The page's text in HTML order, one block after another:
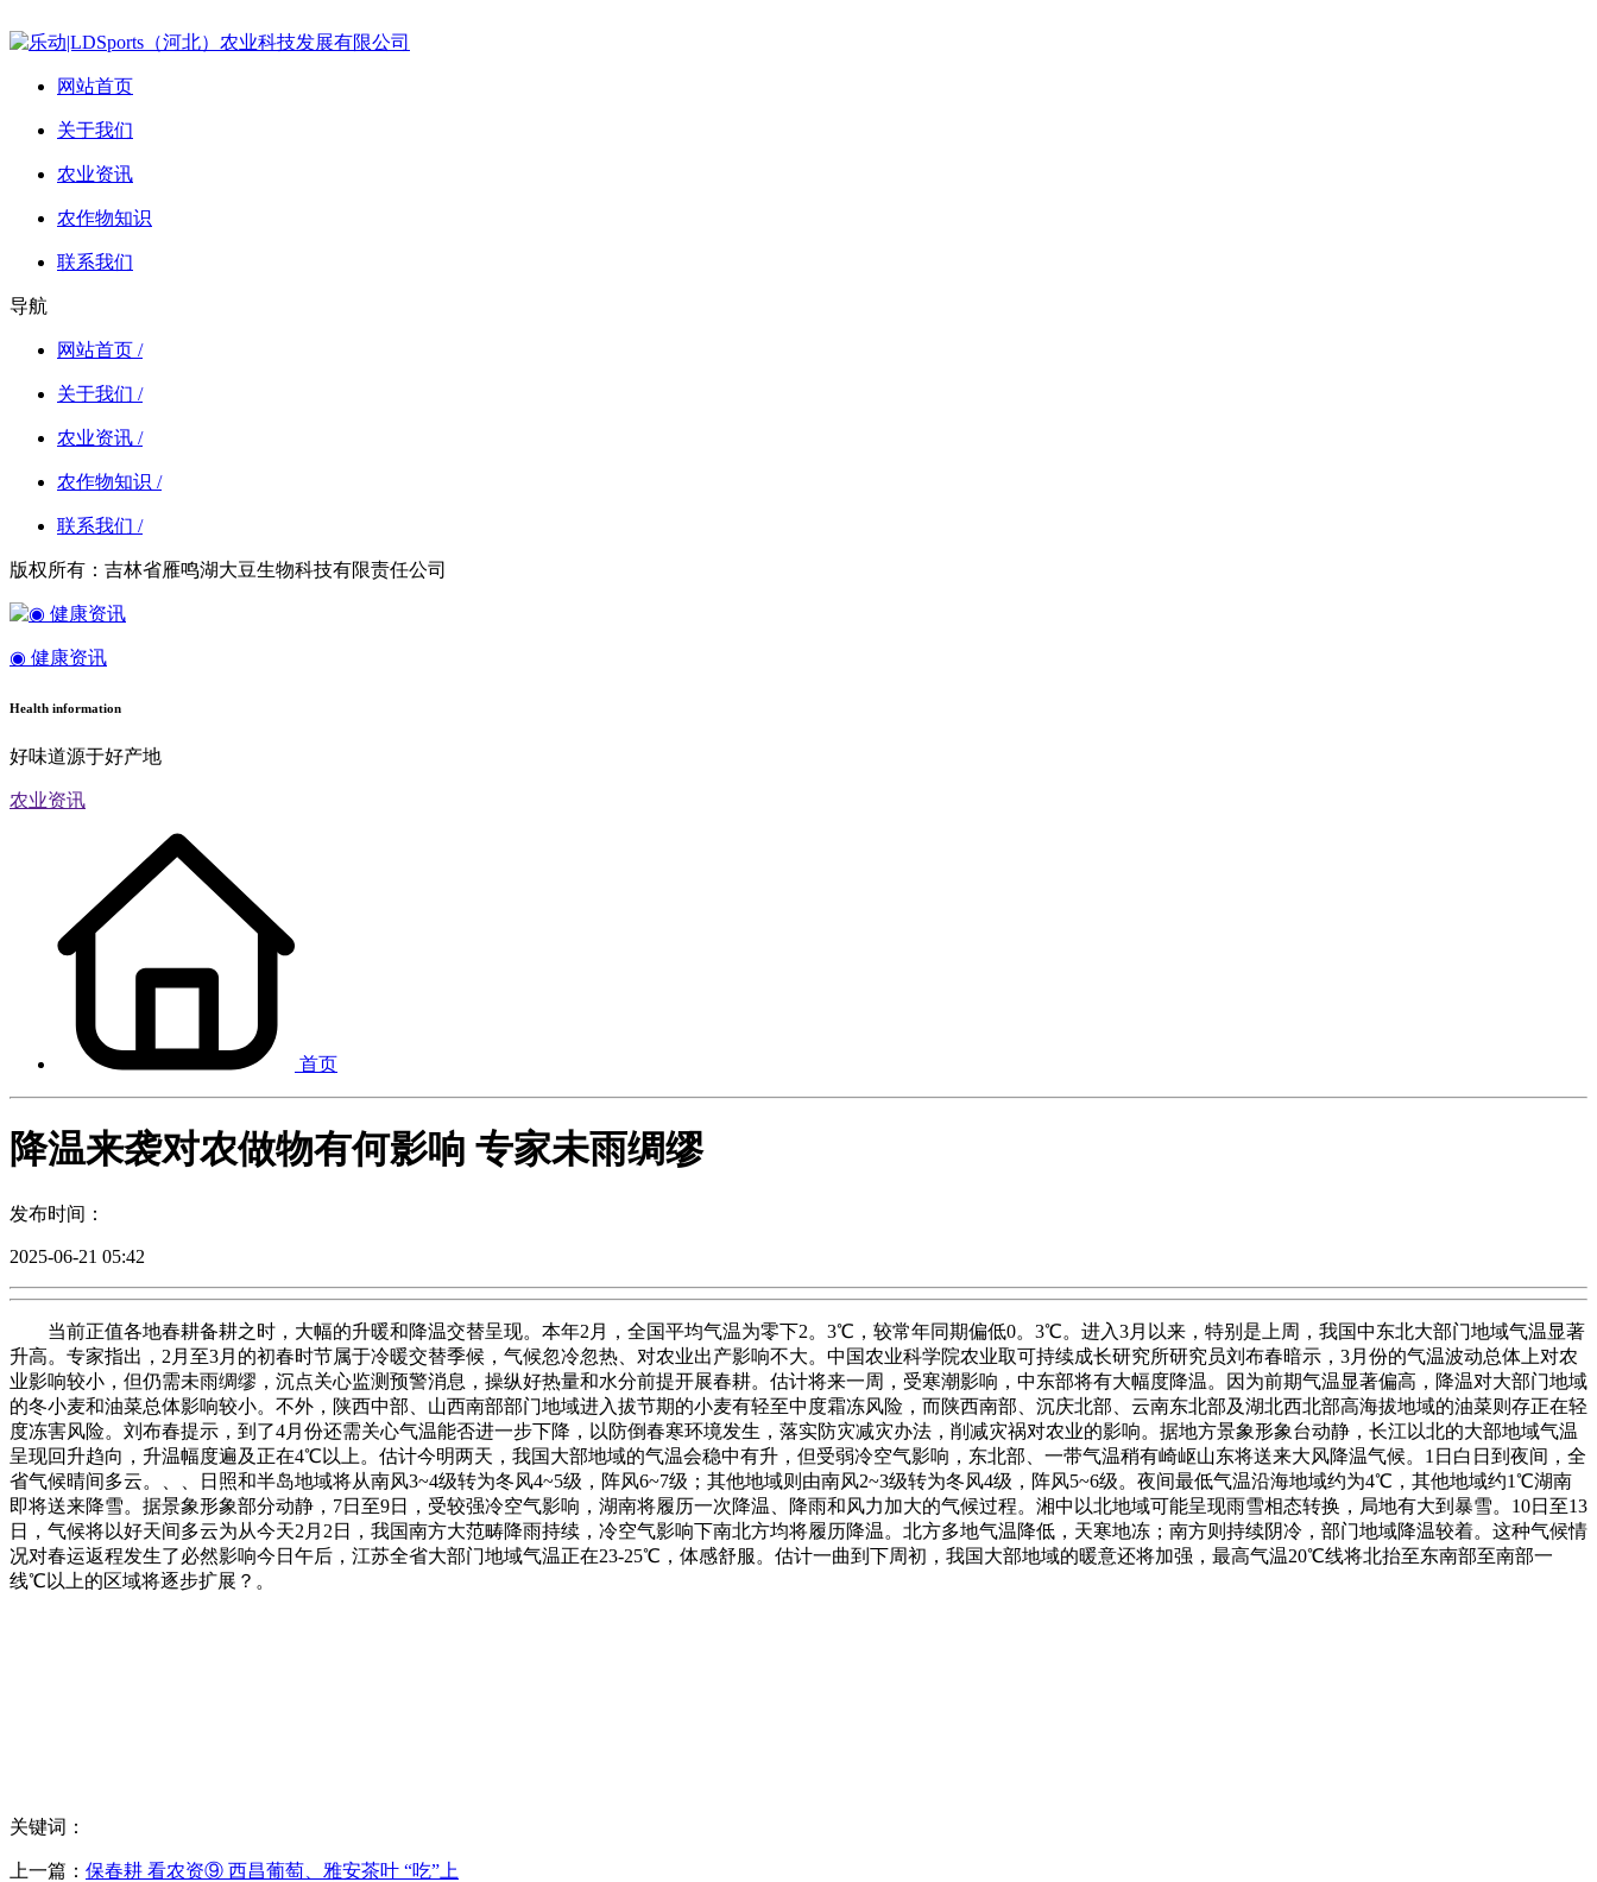
网站首页
关于我们
农业资讯
农作物知识
联系我们
导航
网站首页 /
关于我们 /
农业资讯 /
农作物知识 /
联系我们 /
版权所有：吉林省雁鸣湖大豆生物科技有限责任公司
◉ 健康资讯
Health information
好味道源于好产地
农业资讯
首页
降温来袭对农做物有何影响 专家未雨绸缪
发布时间：
2025-06-21 05:42
当前正值各地春耕备耕之时，大幅的升暖和降温交替呈现。本年2月，全国平均气温为零下2。3℃，较常年同期偏低0。3℃。进入3月以来，特别是上周，我国中东北大部门地域气温显著
升高。专家指出，2月至3月的初春时节属于冷暖交替季候，气候忽冷忽热、对农业出产影响不大。中国农业科学院农业取可持续成长研究所研究员刘布春暗示，3月份的气温波动总体上对农
业影响较小，但仍需未雨绸缪，沉点关心监测预警消息，操纵好热量和水分前提开展春耕。估计将来一周，受寒潮影响，中东部将有大幅度降温。因为前期气温显著偏高，降温对大部门地域
的冬小麦和油菜总体影响较小。不外，陕西中部、山西南部部门地域进入拔节期的小麦有轻至中度霜冻风险，而陕西南部、沉庆北部、云南东北部及湖北西北部高海拔地域的油菜则存正在轻
度冻害风险。刘布春提示，到了4月份还需关心气温能否进一步下降，以防倒春寒环境发生，落实防灾减灾办法，削减灾祸对农业的影响。据地方景象形象台动静，长江以北的大部地域气温
呈现回升趋向，升温幅度遍及正在4℃以上。估计今明两天，我国大部地域的气温会稳中有升，但受弱冷空气影响，东北部、一带气温稍有崎岖山东将送来大风降温气候。1日白日到夜间，全
省气候晴间多云。、、日照和半岛地域将从南风3~4级转为冬风4~5级，阵风6~7级；其他地域则由南风2~3级转为冬风4级，阵风5~6级。夜间最低气温沿海地域约为4℃，其他地域约1℃湖南
即将送来降雪。据景象形象部分动静，7日至9日，受较强冷空气影响，湖南将履历一次降温、降雨和风力加大的气候过程。湘中以北地域可能呈现雨雪相态转换，局地有大到暴雪。10日至13
日，气候将以好天间多云为从今天2月2日，我国南方大范畴降雨持续，冷空气影响下南北方均将履历降温。北方多地气温降低，天寒地冻；南方则持续阴冷，部门地域降温较着。这种气候情
况对春运返程发生了必然影响今日午后，江苏全省大部门地域气温正在23-25℃，体感舒服。估计一曲到下周初，我国大部地域的暖意还将加强，最高气温20℃线将北抬至东南部至南部一
线℃以上的区域将逐步扩展？。
关键词：
上一篇： 保春耕 看农资⑨ 西昌葡萄、雅安茶叶 “吃”上